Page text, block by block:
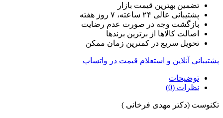
تضمین بهترین قیمت بازار
پشتیبانی عالی ۲۴ ساعته، ۷ روز هفته
بازگشت وجه در صورت عدم رضایت
اصالت کالاها از برترین برندها
تحویل سریع در کمترین زمان ممکن
پشتیبانی آنلاین و استعلام قیمت در واتساپ
توضیحات
نظرات (0)
تکنوست (دکتر مهدی فرخانی )